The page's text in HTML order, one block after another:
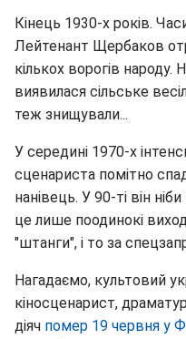
Кінець 1930-х років.
Лейтенант Щербаков
кількох ворогів народу.
виявилася сільське
теж знищували...
У середині 1970-х
сценариста помітно
нанівець. У 90-ті він
це лише поодинокі
"штанги", і то за
Нагадаємо, культовий
кіносценарист,
діяч помер 19 червня у